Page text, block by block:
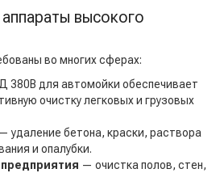
высокого
во многих сферах:
380В для автомойки обеспечивает
очистку легковых и грузовых
— удаление бетона, краски, раствора
и опалубки.
— очистка полов, стен,